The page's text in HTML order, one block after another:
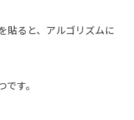
貼ると、アルゴリズムに
す。